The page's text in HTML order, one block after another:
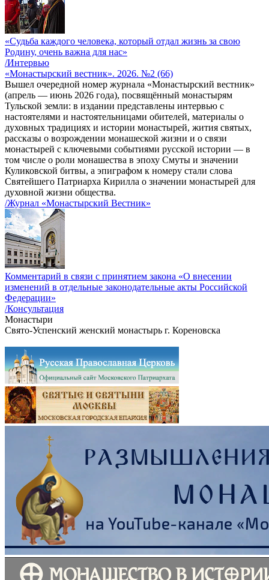
«Судьба каждого человека, который отдал жизнь за свою
Родину, очень важна для нас»
/Интервью
«Монастырский вестник». 2026. №2 (66)
Вышел очередной номер журнала «Монастырский вестник»
(апрель — июнь 2026 года), посвящённый монастырям
Тульской земли: в издании представлены интервью с
настоятелями и настоятельницами обителей, материалы о
духовных традициях и истории монастырей, жития святых,
рассказы о возрождении монашеской жизни и о связи
монастырей с ключевыми событиями русской истории — в
том числе о роли монашества в эпоху Смуты и значении
Куликовской битвы, а эпиграфом к номеру стали слова
Святейшего Патриарха Кирилла о значении монастырей для
духовной жизни общества.
/Журнал «Монастырский Вестник»
Комментарий в связи с принятием закона «О внесении
изменений в отдельные законодательные акты Российской
Федерации»
/Консультация
Монастыри
Свято-Успенский женский монастырь г. Кореновска